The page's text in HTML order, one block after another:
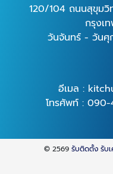
120/104 ถนนสุขุมวิ
กรุงเ
วันจันทร์ - วันศุ
อีเมล :
โทรศัพท์ : 090-
© 2569 รับติดตั้ง รับ